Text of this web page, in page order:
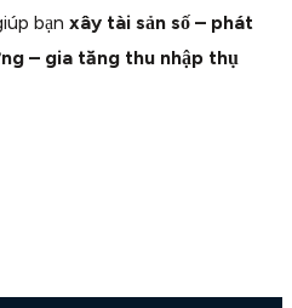
bạn xây tài sản số – phát
– gia tăng thu nhập thụ